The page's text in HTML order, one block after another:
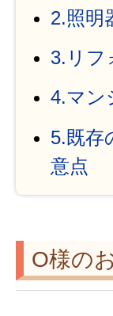
2.照明
3.リフ
4.マン
5.既存
意点
O様の